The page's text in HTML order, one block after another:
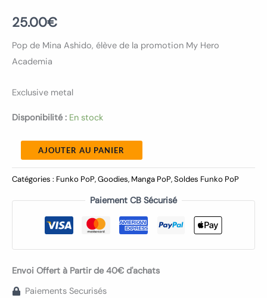
25.00€
Pop de Mina Ashido, élève de la promotion My Hero
Academia
Exclusive metal
Disponibilité : En stock
AJOUTER AU PANIER
Catégories : Funko PoP,Goodies, Manga PoP,Soldes Funko PoP
Paiement CB Sécurisé
Envoi Offert à Partir de 40€ d'achats
Paiements Securisés